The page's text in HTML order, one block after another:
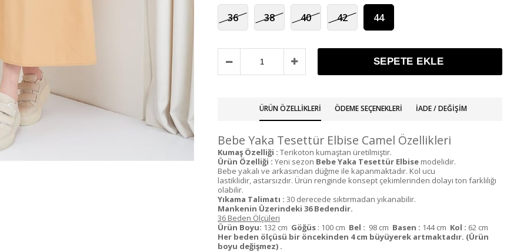
36 38 40 42 44
ÜRÜN ÖZELLIKLERI ÖDEME SEÇENEKLERI İADE / DEĞIŞIM
Bebe Yaka Tesettür Elbise Camel Özellikleri
Kumaş Özelliği : Terikoton kumaştan üretilmiştir.
Ürün Özelliği : Yeni sezon Bebe Yaka Tesettür Elbise modelidir.
Bebe yakalı ve arkasından düğme ile kapanmaktadır. Kol ucu
lastiklidir, astarsızdır. Ürün renginde konsept çekimlerinden dolayı ton farklılığı
olabilir.
Yıkama Talimatı : 30 derecede sıktırmadan yıkanabilir.
Mankenin Üzerindeki 36 Bedendir.
36 Beden Ölçüleri
Ürün Boyu: 132 cm Göğüs : 100 cm Bel : 98 cm Basen : 144 cm Kol : 62 cm
Her beden ölçüsü bir öncekinden 4 cm büyüyerek artmaktadır. (Ürün
boyu değişmez) .